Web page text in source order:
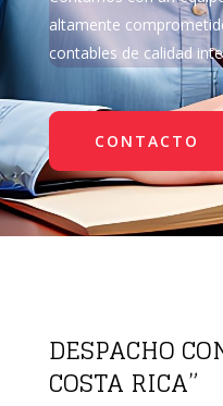
altamente
contables de calidad
CONTACTO
DESPACHO
COSTA RICA”